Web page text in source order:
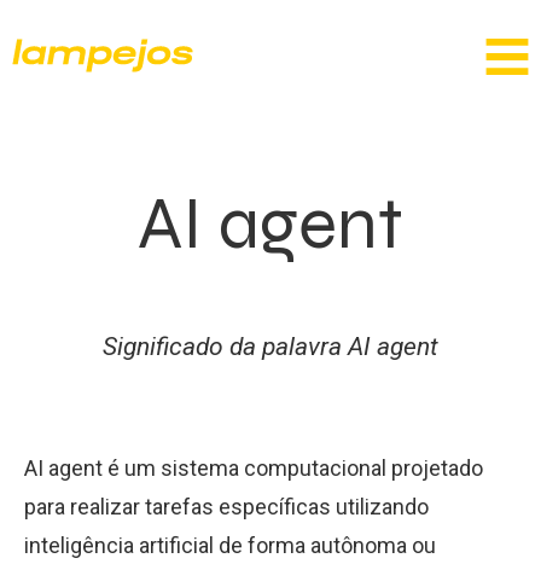
AI agent
Significado da palavra AI agent
AI agent é um sistema computacional projetado
para realizar tarefas específicas utilizando
inteligência artificial de forma autônoma ou